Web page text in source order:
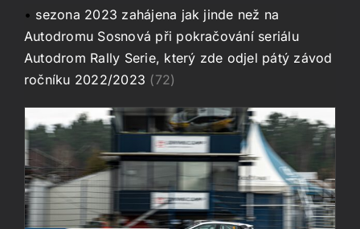
SLUŽBY / CENÍK
KONTAKT
• sezona 2023 zahájena jak jinde než na
Autodromu Sosnová při pokračování seriálu
Autodrom Rally Serie, který zde odjel pátý závod
ročníku 2022/2023 (72)